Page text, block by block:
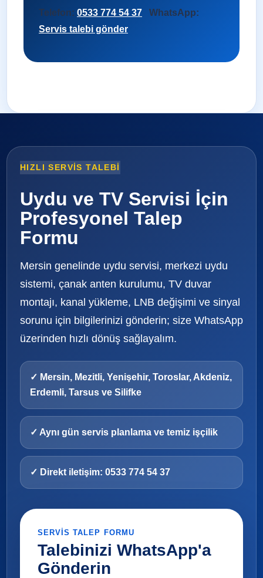
Telefon: 0533 774 54 37
WhatsApp:
Servis talebi gönder
HIZLI SERVIS TALEBI
Uydu ve TV Servisi İçin
Profesyonel Talep
Formu
Mersin genelinde uydu servisi, merkezi uydu
sistemi, çanak anten kurulumu, TV duvar
montajı, kanal yükleme, LNB değişimi ve sinyal
sorunu için bilgilerinizi gönderin; size WhatsApp
üzerinden hızlı dönüş sağlayalım.
✓ Mersin, Mezitli, Yenişehir, Toroslar, Akdeniz,
Erdemli, Tarsus ve Silifke
✓ Aynı gün servis planlama ve temiz işçilik
✓ Direkt iletişim: 0533 774 54 37
SERVIS TALEP FORMU
Talebinizi WhatsApp'a
Gönderin